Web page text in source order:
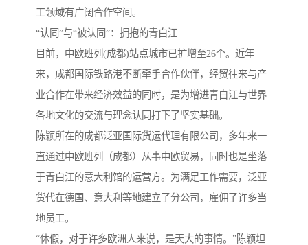
工领域有广阔合作空间。
“认同”与“被认同”：拥抱的青白江
目前，中欧班列(成都)站点城市已扩增至26个。近年
来，成都国际铁路港不断牵手合作伙伴，经贸往来与产
业合作在带来经济效益的同时，是为增进青白江与世界
各地文化的交流与理念认同打下了坚实基础。
陈颖所在的成都泛亚国际货运代理有限公司，多年来一
直通过中欧班列（成都）从事中欧贸易，同时也是坐落
于青白江的意大利馆的运营方。为满足工作需要，泛亚
货代在德国、意大利等地建立了分公司，雇佣了许多当
地员工。
“休假，对于许多欧洲人来说，是天大的事情。”陈颖坦